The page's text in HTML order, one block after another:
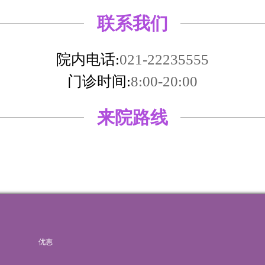
联系我们
院内电话:021-22235555
门诊时间:8:00-20:00
来院路线
优惠